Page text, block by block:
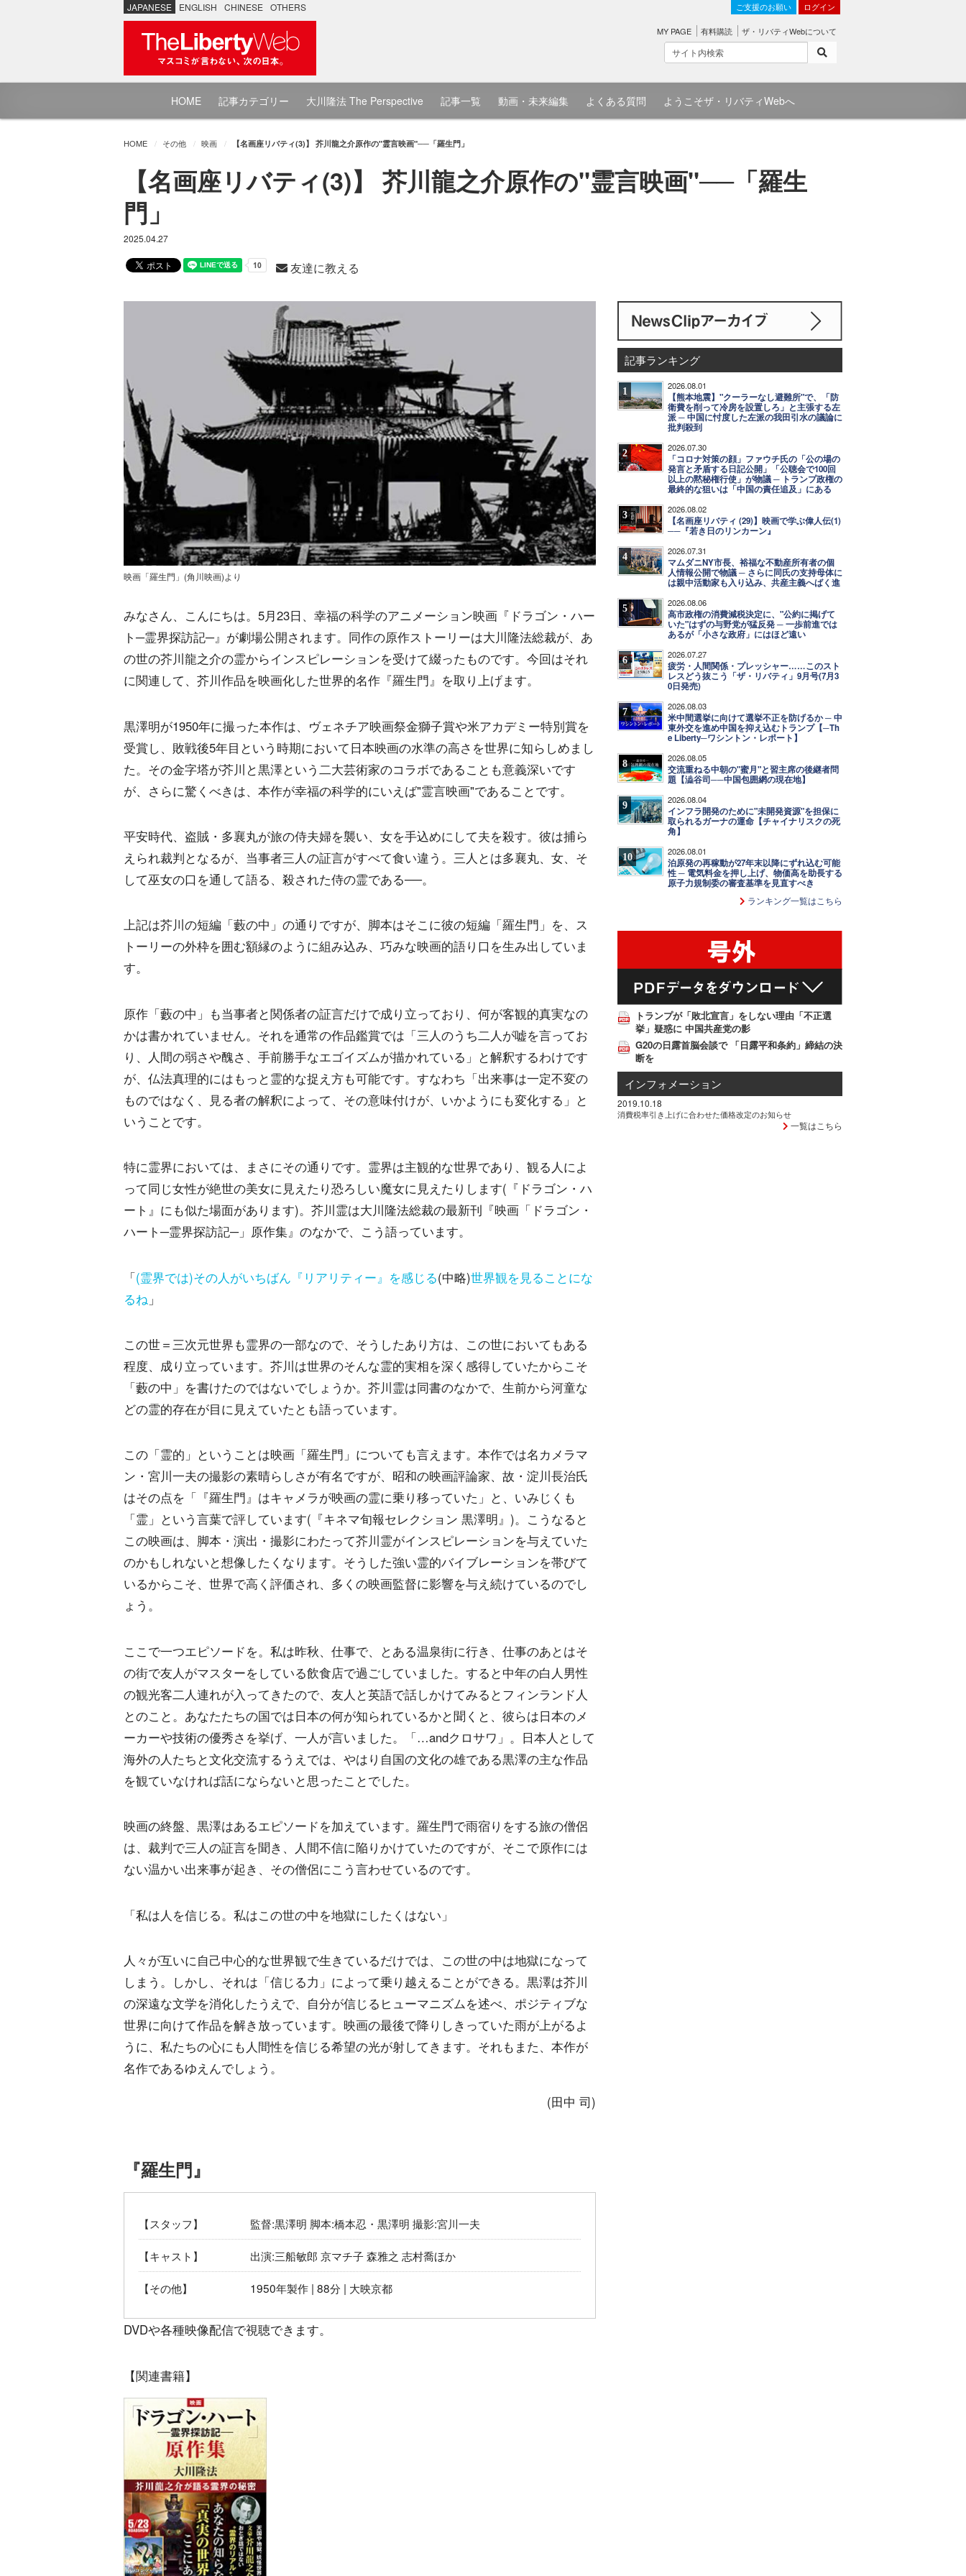
JAPANESE ENGLISH CHINESE OTHERS ご支援のお願い ログイン
MY PAGE 有料購読 ザ・リバティWebについて
HOME 記事カテゴリー 大川隆法 The Perspective 記事一覧 動画・未来編集 よくある質問 ようこそザ・リバティWebへ
HOME その他 映画 【名画座リバティ(3)】 芥川龍之介原作の"霊言映画"──「羅生門」
【名画座リバティ(3)】 芥川龍之介原作の"霊言映画"──「羅生
門」
2025.04.27
友達に教える
映画「羅生門」(角川映画)より
みなさん、こんにちは。5月23日、幸福の科学のアニメーション映画『ドラゴン・ハー
ト─霊界探訪記─』が劇場公開されます。同作の原作ストーリーは大川隆法総裁が、あ
の世の芥川龍之介の霊からインスピレーションを受けて綴ったものです。今回はそれ
に関連して、芥川作品を映画化した世界的名作『羅生門』を取り上げます。
黒澤明が1950年に撮った本作は、ヴェネチア映画祭金獅子賞や米アカデミー特別賞を
受賞し、敗戦後5年目という時期において日本映画の水準の高さを世界に知らしめまし
た。その金字塔が芥川と黒澤という二大芸術家のコラボであることも意義深いです
が、さらに驚くべきは、本作が幸福の科学的にいえば"霊言映画"であることです。
平安時代、盗賊・多襄丸が旅の侍夫婦を襲い、女を手込めにして夫を殺す。彼は捕ら
えられ裁判となるが、当事者三人の証言がすべて食い違う。三人とは多襄丸、女、そ
して巫女の口を通して語る、殺された侍の霊である──。
上記は芥川の短編「藪の中」の通りですが、脚本はそこに彼の短編「羅生門」を、ス
トーリーの外枠を囲む額縁のように組み込み、巧みな映画的語り口を生み出していま
す。
原作「藪の中」も当事者と関係者の証言だけで成り立っており、何が客観的真実なの
かは書かれていません。それを通常の作品鑑賞では「三人のうち二人が嘘を言ってお
り、人間の弱さや醜さ、手前勝手なエゴイズムが描かれている」と解釈するわけです
が、仏法真理的にはもっと霊的な捉え方も可能です。すなわち「出来事は一定不変の
ものではなく、見る者の解釈によって、その意味付けが、いかようにも変化する」と
いうことです。
特に霊界においては、まさにその通りです。霊界は主観的な世界であり、観る人によ
って同じ女性が絶世の美女に見えたり恐ろしい魔女に見えたりします(『ドラゴン・ハ
ート』にも似た場面があります)。芥川霊は大川隆法総裁の最新刊『映画「ドラゴン・
ハート─霊界探訪記─」原作集』のなかで、こう語っています。
「(霊界では)その人がいちばん『リアリティー』を感じる(中略)世界観を見ることにな
るね 」
この世＝三次元世界も霊界の一部なので、そうしたあり方は、この世においてもある
程度、成り立っています。芥川は世界のそんな霊的実相を深く感得していたからこそ
「藪の中」を書けたのではないでしょうか。芥川霊は同書のなかで、生前から河童な
どの霊的存在が目に見えていたとも語っています。
この「霊的」ということは映画「羅生門」についても言えます。本作では名カメラマ
ン・宮川一夫の撮影の素晴らしさが有名ですが、昭和の映画評論家、故・淀川長治氏
はその点を「『羅生門』はキャメラが映画の霊に乗り移っていた」と、いみじくも
「霊」という言葉で評しています(『キネマ旬報セレクション 黒澤明』)。こうなると
この映画は、脚本・演出・撮影にわたって芥川霊がインスピレーションを与えていた
のかもしれないと想像したくなります。そうした強い霊的バイブレーションを帯びて
いるからこそ、世界で高く評価され、多くの映画監督に影響を与え続けているのでし
ょう。
ここで一つエピソードを。私は昨秋、仕事で、とある温泉街に行き、仕事のあとはそ
の街で友人がマスターをしている飲食店で過ごしていました。すると中年の白人男性
の観光客二人連れが入ってきたので、友人と英語で話しかけてみるとフィンランド人
とのこと。あなたたちの国では日本の何が知られているかと聞くと、彼らは日本のメ
ーカーや技術の優秀さを挙げ、一人が言いました。「…andクロサワ」。日本人として
海外の人たちと文化交流するうえでは、やはり自国の文化の雄である黒澤の主な作品
を観ていなければ話にならないと思ったことでした。
映画の終盤、黒澤はあるエピソードを加えています。羅生門で雨宿りをする旅の僧侶
は、裁判で三人の証言を聞き、人間不信に陥りかけていたのですが、そこで原作には
ない温かい出来事が起き、その僧侶にこう言わせているのです。
「私は人を信じる。私はこの世の中を地獄にしたくはない」
人々が互いに自己中心的な世界観で生きているだけでは、この世の中は地獄になって
しまう。しかし、それは「信じる力」によって乗り越えることができる。黒澤は芥川
の深遠な文学を消化したうえで、自分が信じるヒューマニズムを述べ、ポジティブな
世界に向けて作品を解き放っています。映画の最後で降りしきっていた雨が上がるよ
うに、私たちの心にも人間性を信じる希望の光が射してきます。それもまた、本作が
名作であるゆえんでしょう。
(田中 司)
『羅生門』
【スタッフ】 監督:黒澤明 脚本:橋本忍・黒澤明 撮影:宮川一夫
【キャスト】 出演:三船敏郎 京マチ子 森雅之 志村喬ほか
【その他】 1950年製作 | 88分 | 大映京都
DVDや各種映像配信で視聴できます。
【関連書籍】
記事ランキング
1 2026.08.01
【熊本地震】"クーラーなし避難所"で、「防
衛費を削って冷房を設置しろ」と主張する左
派 ─ 中国に忖度した左派の我田引水の議論に
批判殺到
2 2026.07.30
「コロナ対策の顔」ファウチ氏の「公の場の
発言と矛盾する日記公開」「公聴会で100回
以上の黙秘権行使」が物議 ─ トランプ政権の
最終的な狙いは「中国の責任追及」にある
3 2026.08.02
【名画座リバティ (29)】映画で学ぶ偉人伝(1)
──『若き日のリンカーン』
4 2026.07.31
マムダニNY市長、裕福な不動産所有者の個
人情報公開で物議 ─ さらに同氏の支持母体に
は親中活動家も入り込み、共産主義へばく進
5 2026.08.06
高市政権の消費減税決定に、"公約に掲げて
いた"はずの与野党が猛反発 ─ 一歩前進では
あるが「小さな政府」にはほど遠い
6 2026.07.27
疲労・人間関係・プレッシャー……このスト
レスどう抜こう「ザ・リバティ」9月号(7月3
0日発売)
7 2026.08.03
米中間選挙に向けて選挙不正を防げるか ─ 中
東外交を進め中国を抑え込むトランプ【─Th
e Liberty─ワシントン・レポート】
8 2026.08.05
交流重ねる中朝の"蜜月"と習主席の後継者問
題【澁谷司──中国包囲網の現在地】
9 2026.08.04
インフラ開発のために"未開発資源"を担保に
取られるガーナの運命【チャイナリスクの死
角】
10 2026.08.01
泊原発の再稼動が27年末以降にずれ込む可能
性 ─ 電気料金を押し上げ、物価高を助長する
原子力規制委の審査基準を見直すべき
ランキング一覧はこちら
トランプが「敗北宣言」をしない理由「不正選
挙」疑惑に 中国共産党の影
G20の日露首脳会談で 「日露平和条約」締結の決
断を
インフォメーション
2019.10.18
消費税率引き上げに合わせた価格改定のお知らせ
一覧はこちら